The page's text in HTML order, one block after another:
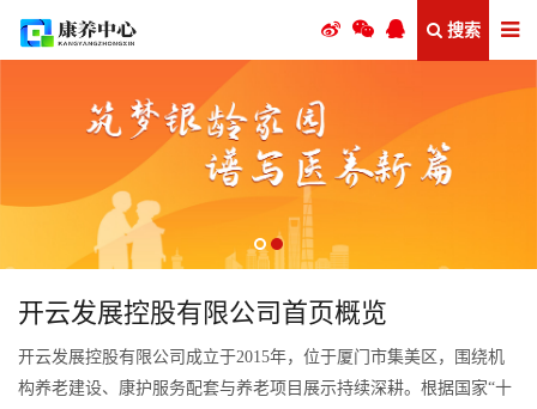
搜索
开云发展控股有限公司首页概览
开云发展控股有限公司成立于2015年，位于厦门市集美区，围绕机
构养老建设、康护服务配套与养老项目展示持续深耕。根据国家“十